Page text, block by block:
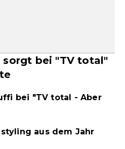
sorgt bei "TV total"
bei "TV total - Aber
aus dem Jahr